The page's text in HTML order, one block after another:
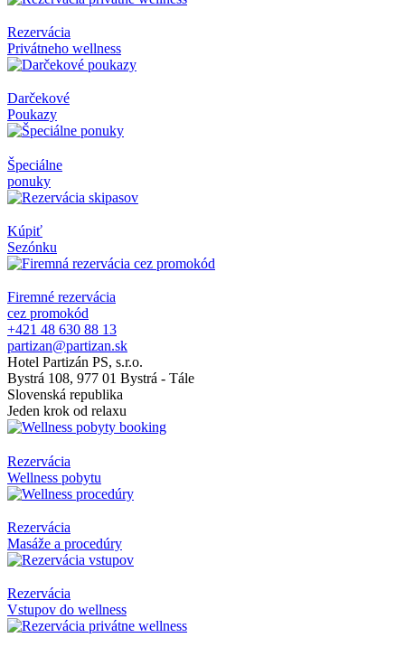
Rezervácia
Privátneho wellness
Darčekové
Poukazy
Špeciálne
ponuky
Kúpiť
Sezónku
Firemné rezervácia
cez promokód
+421 48 630 88 13
partizan@partizan.sk
Hotel Partizán PS, s.r.o.
Bystrá 108, 977 01 Bystrá - Tále
Slovenská republika
Jeden krok od relaxu
Rezervácia
Wellness pobytu
Rezervácia
Masáže a procedúry
Rezervácia
Vstupov do wellness